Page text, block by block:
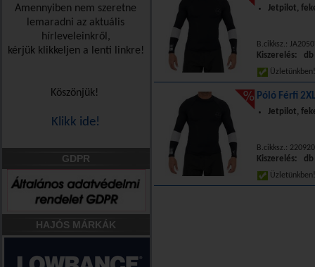
Amennyiben nem szeretne
lemaradni az aktuális
hírleveleinkről,
kérjük klikkeljen a lenti linkre!
Köszönjük!
Klikk ide!
GDPR
HAJÓS MÁRKÁK
Jetpilot,
B.cikksz.:
Kiszerelés: db
Póló Férfi
Jetpilot,
B.cikksz.:
Kiszerelés: db